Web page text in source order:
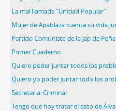
La mal llamada "Unidad Popular"
Primer Cuaderno
Quiero poder juntar todos los
Quiero yo poder juntar todo los
Secretaria: Criminal
Tengo que hoy tratar el caso de